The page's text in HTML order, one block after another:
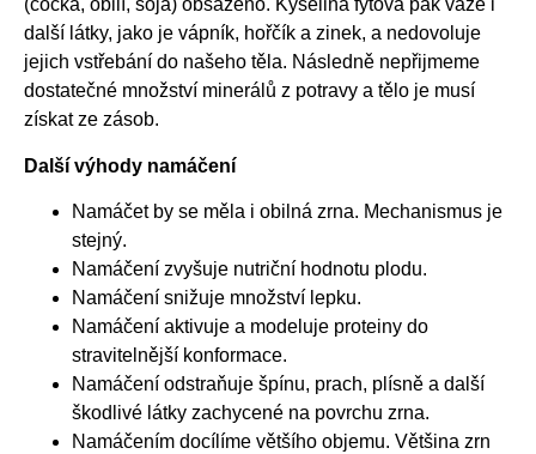
(čočka, obilí, sója) obsaženo. Kyselina fytová pak váže i
další látky, jako je vápník, hořčík a zinek, a nedovoluje
jejich vstřebání do našeho těla. Následně nepřijmeme
dostatečné množství minerálů z potravy a tělo je musí
získat ze zásob.
Další výhody namáčení
Namáčet by se měla i obilná zrna. Mechanismus je
stejný.
Namáčení zvyšuje nutriční hodnotu plodu.
Namáčení snižuje množství lepku.
Namáčení aktivuje a modeluje proteiny do
stravitelnější konformace.
Namáčení odstraňuje špínu, prach, plísně a další
škodlivé látky zachycené na povrchu zrna.
Namáčením docílíme většího objemu. Většina zrn